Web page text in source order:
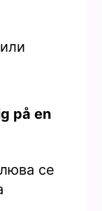
på en
се